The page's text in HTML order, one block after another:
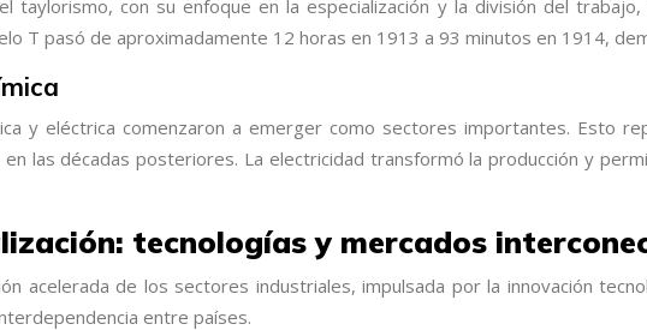
taylorismo, con su enfoque en la especialización y la división del
T pasó de aproximadamente 12 horas en 1913 a 93 minutos en 1914,
y eléctrica comenzaron a emerger como sectores importantes. Esto
las décadas posteriores. La electricidad transformó la producción y
tecnologías y mercados
acelerada de los sectores industriales, impulsada por la innovación
entre países.